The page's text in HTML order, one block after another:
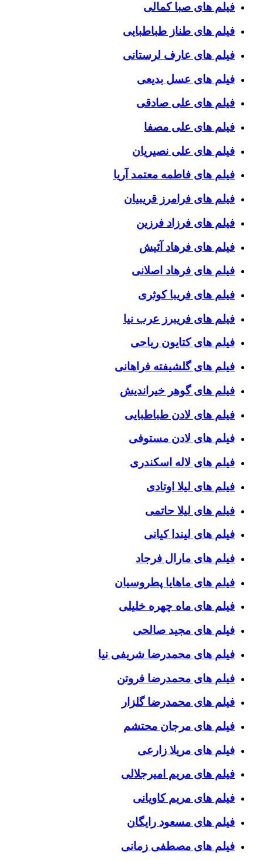
فیلم های صبا کمالی
فیلم های طناز طباطبایی
فیلم های عارف لرستانی
فیلم های عسل بدیعی
فیلم های علی صادقی
فیلم های علی مصفا
فیلم های علی نصیریان
فیلم های فاطمه معتمد آریا
فیلم های فرامرز قریبیان
فیلم های فرزاد فرزین
فیلم های فرهاد آئیش
فیلم های فرهاد اصلانی
فیلم های فریبا کوثری
فیلم های فریبرز عرب نیا
فیلم های کتایون ریاحی
فیلم های گلشیفته فراهانی
فیلم های گوهر خیراندیش
فیلم های لادن طباطبایی
فیلم های لادن مستوفی
فیلم های لاله اسکندری
فیلم های لیلا اوتادی
فیلم های لیلا حاتمی
فیلم های لیندا کیانی
فیلم های مارال فرجاد
فیلم های ماهایا پطروسیان
فیلم های ماه چهره خلیلی
فیلم های مجید صالحی
فیلم های محمدرضا شریفی نیا
فیلم های محمدرضا فروتن
فیلم های محمدرضا گلزار
فیلم های مرجان محتشم
فیلم های مریلا زارعی
فیلم های مریم امیرجلالی
فیلم های مریم کاویانی
فیلم های مسعود رایگان
فیلم های مصطفی زمانی